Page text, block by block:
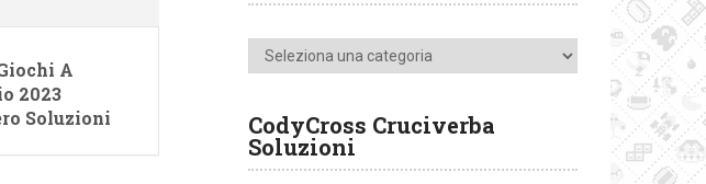
A
2023
Soluzioni
Categorie
CodyCross Cruciverba
Soluzioni